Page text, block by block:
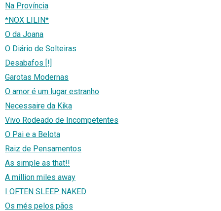
Na Província
*NOX LILIN*
O da Joana
O Diário de Solteiras
Desabafos [!]
Garotas Modernas
O amor é um lugar estranho
Necessaire da Kika
Vivo Rodeado de Incompetentes
O Pai e a Belota
Raiz de Pensamentos
As simple as that!!
A million miles away
I OFTEN SLEEP NAKED
Os més pelos pãos